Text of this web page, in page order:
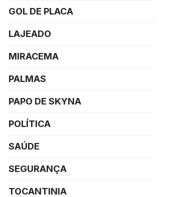
GOL DE PLACA
LAJEADO
MIRACEMA
PALMAS
PAPO DE SKYNA
POLÍTICA
SAÚDE
SEGURANÇA
TOCANTINIA